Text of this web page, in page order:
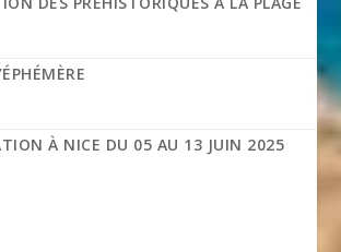
À NICE DU 05 AU 13 JUIN 2025